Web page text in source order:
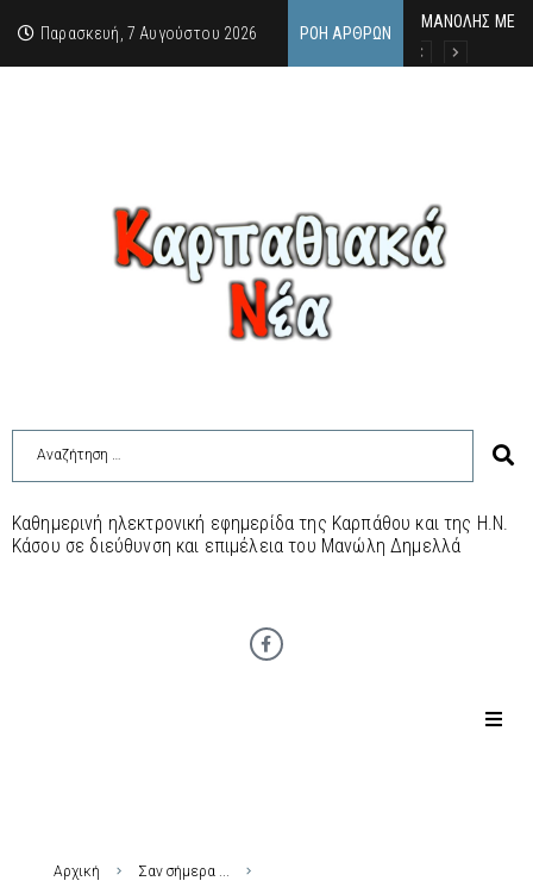
Παρασκευή, 7 Αυγούστου 2026 ΡΟΉ ΆΡΘΡΩΝ
MΑΝΟΛΗΣ
ΕΚΔΗΛΩΣΗ
Κάθε
Καθημερινή ηλεκτρονική εφημερίδα της Καρπάθου και της Η.Ν.
Κάσου σε διεύθυνση και επιμέλεια του Μανώλη Δημελλά
Αρχική
Σαν σήμερα ...